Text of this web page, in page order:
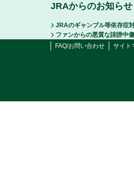
JRAからのお知らせ
JRAのギャンブル等依存症
ファンからの悪質な誹謗中
FAQ/お問い合わせ
サイト